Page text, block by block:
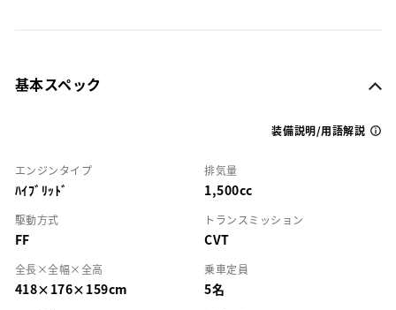
基本スペック
装備説明/用語解説
エンジンタイプ
ﾊｲﾌﾞﾘｯﾄﾞ
排気量
1,500cc
駆動方式
FF
トランスミッション
CVT
全長×全幅×全高
418×176×159cm
乗車定員
5名